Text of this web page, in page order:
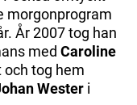
morgonprogram
År 2007 tog han
med Caroline
och tog hem
Wester i